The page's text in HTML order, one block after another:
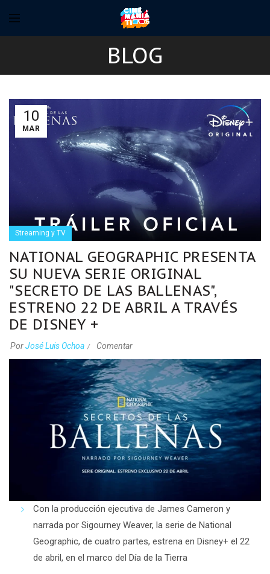
BLOG
10
MAR
Streaming y TV
NATIONAL GEOGRAPHIC PRESENTA
SU NUEVA SERIE ORIGINAL
"SECRETO DE LAS BALLENAS",
ESTRENO 22 DE ABRIL A TRAVÉS
DE DISNEY +
PorJosé Luis Ochoa Comentar
Con la producción ejecutiva de James Cameron y
narrada por Sigourney Weaver, la serie de National
Geographic, de cuatro partes, estrena en Disney+ el 22
de abril, en el marco del Día de la Tierra